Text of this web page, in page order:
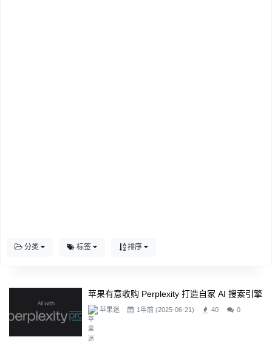
分类 标签 排序
苹果有意收购 Perplexity 打造自家 AI 搜索引擎
苹果迷 1年前 (2025-06-21) 40 0